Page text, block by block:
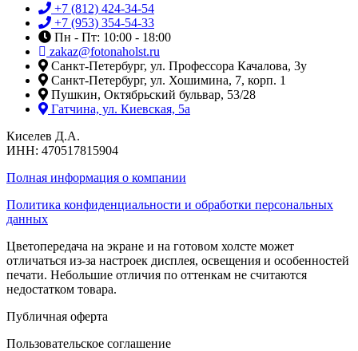
+7 (812) 424-34-54
+7 (953) 354-54-33
Пн - Пт: 10:00 - 18:00
zakaz@fotonaholst.ru
Санкт-Петербург, ул. Профессора Качалова, 3у
Санкт-Петербург, ул. Хошимина, 7, корп. 1
Пушкин, Октябрьский бульвар, 53/28
Гатчина, ул. Киевская, 5а
Киселев Д.А.
ИНН: 470517815904
Полная информация о компании
Политика конфиденциальности и обработки персональных
данных
Цветопередача на экране и на готовом холсте может
отличаться из-за настроек дисплея, освещения и особенностей
печати. Небольшие отличия по оттенкам не считаются
недостатком товара.
Публичная оферта
Пользовательское соглашение